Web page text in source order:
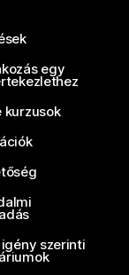
egy
kurzusok
igény szerinti